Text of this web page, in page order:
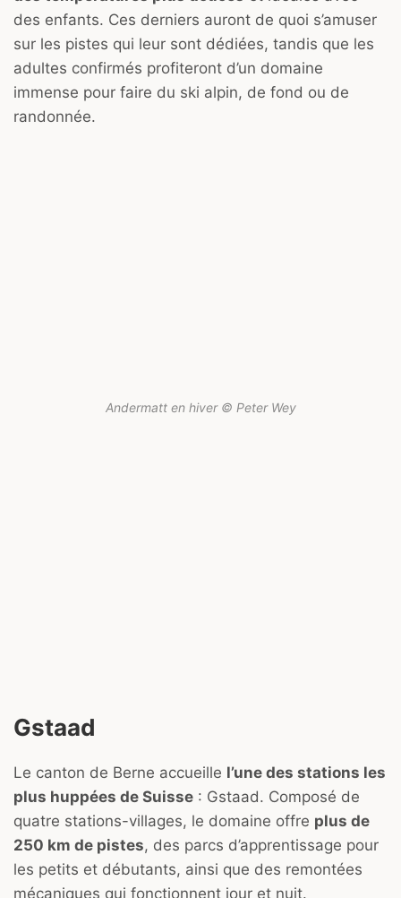
des enfants. Ces derniers auront de quoi s’amuser
sur les pistes qui leur sont dédiées, tandis que les
adultes confirmés profiteront d’un domaine
immense pour faire du ski alpin, de fond ou de
randonnée.
Andermatt en hiver © Peter Wey
Gstaad
Le canton de Berne accueille l’une des stations les
plus huppées de Suisse : Gstaad. Composé de
quatre stations-villages, le domaine offre plus de
250 km de pistes, des parcs d’apprentissage pour
les petits et débutants, ainsi que des remontées
mécaniques qui fonctionnent jour et nuit.